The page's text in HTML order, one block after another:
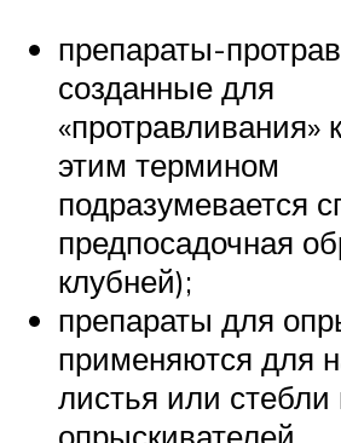
препараты-
созданные для
«протравливания»
этим термином
подразумевается
предпосадочная
клубней);
препараты для
применяются для
листья или